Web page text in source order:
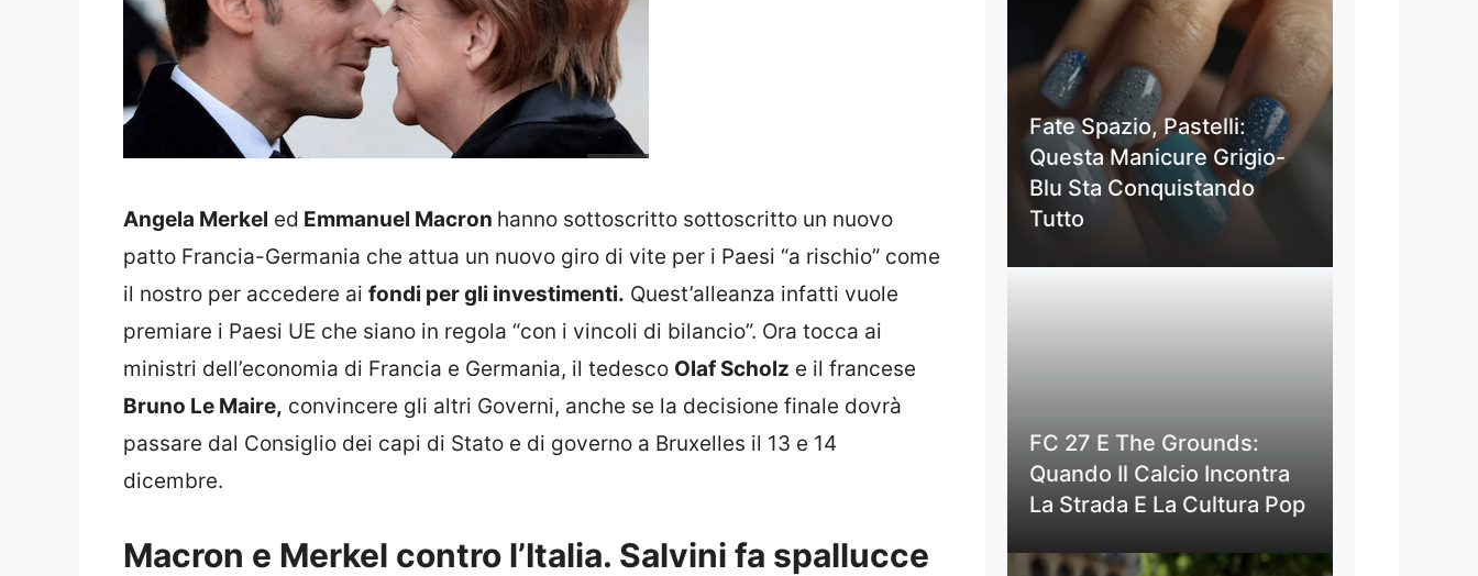
Angela Merkel ed Emmanuel Macron hanno sottoscritto sottoscritto un nuovo
patto Francia-Germania che attua un nuovo giro di vite per i Paesi “a rischio” come
il nostro per accedere ai fondi per gli investimenti. Quest’alleanza infatti vuole
premiare i Paesi UE che siano in regola “con i vincoli di bilancio”. Ora tocca ai
ministri dell’economia di Francia e Germania, il tedesco Olaf Scholz e il francese
Bruno Le Maire, convincere gli altri Governi, anche se la decisione finale dovrà
passare dal Consiglio dei capi di Stato e di governo a Bruxelles il 13 e 14
dicembre.
Macron e Merkel contro l’Italia. Salvini fa spallucce
Fate Spazio, Pastelli:
Questa Manicure Grigio-
Blu Sta Conquistando
Tutto
FC 27 E The Grounds:
Quando Il Calcio Incontra
La Strada E La Cultura Pop